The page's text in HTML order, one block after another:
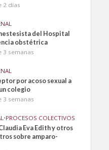
2 días
del Hospital
obstétrica
3 semanas
por acoso sexual a
colegio
3 semanas
•PROCESOS COLECTIVOS
Eva Edith y otros
sobre amparo-